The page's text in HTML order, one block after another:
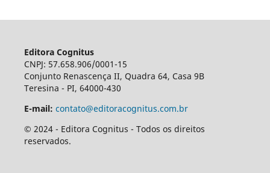
Editora Cognitus
CNPJ: 57.658.906/0001-15
Conjunto Renascença II, Quadra 64, Casa 9B
Teresina - PI, 64000-430
E-mail: contato@editoracognitus.com.br
© 2024 - Editora Cognitus - Todos os direitos
reservados.